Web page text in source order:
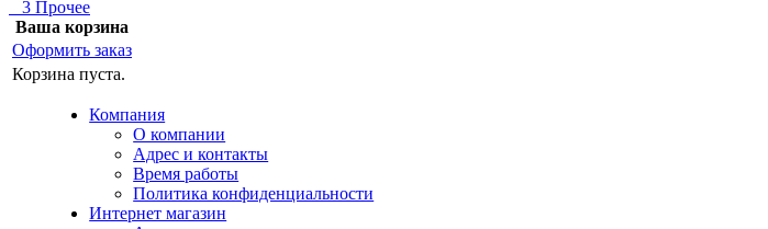
3 Прочее
Ваша корзина
Оформить заказ
Корзина пуста.
Компания
О компании
Адрес и контакты
Время работы
Политика конфиденциальности
Интернет магазин